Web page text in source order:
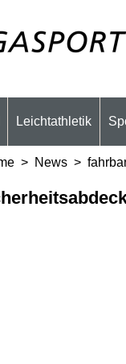
Leichtathletik
> News >